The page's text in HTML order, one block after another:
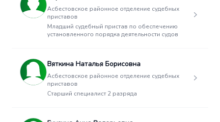
Асбестовское районное отделение судебных
приставов
Младший судебный пристав по обеспечению
установленного порядка деятельности судов
Вяткина Наталья Борисовна
Асбестовское районное отделение судебных
приставов
Старший специалист 2 разряда